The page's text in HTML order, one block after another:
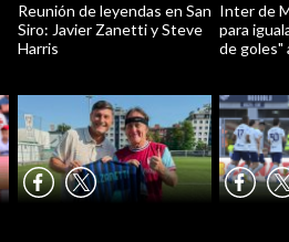
Reunión de leyendas en San
Siro: Javier Zanetti y Steve
Harris
Inter de
para
de goles"